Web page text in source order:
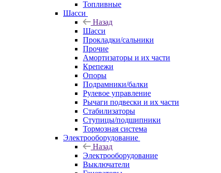
Топливные
Шасси
Назад
Шасси
Прокладки/сальники
Прочие
Амортизаторы и их части
Крепежи
Опоры
Подрамники/балки
Рулевое управление
Рычаги подвески и их части
Стабилизаторы
Ступицы/подшипники
Тормозная система
Электрооборудование
Назад
Электрооборудование
Выключатели